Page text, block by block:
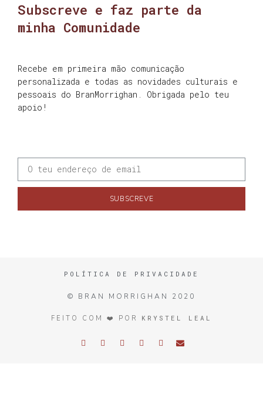
Subscreve e faz parte da
minha Comunidade
Recebe em primeira mão comunicação
personalizada e todas as novidades culturais e
pessoais do BranMorrighan. Obrigada pelo teu
apoio!
SUBSCREVE
POLÍTICA DE PRIVACIDADE
© BRAN MORRIGHAN 2020
FEITO COM ❤️ POR KRYSTEL LEAL